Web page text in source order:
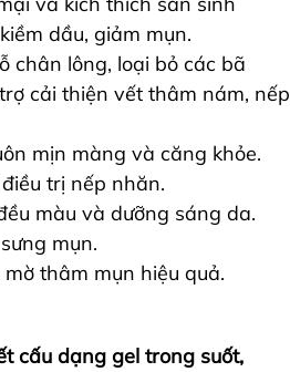
dầu, giảm mụn.
chân lông, loại bỏ các bã
cải thiện vết thâm nám, nếp
mịn màng và căng khỏe.
trị nếp nhăn.
màu và dưỡng sáng da.
mụn.
thâm mụn hiệu quả.
cấu dạng gel trong suốt,